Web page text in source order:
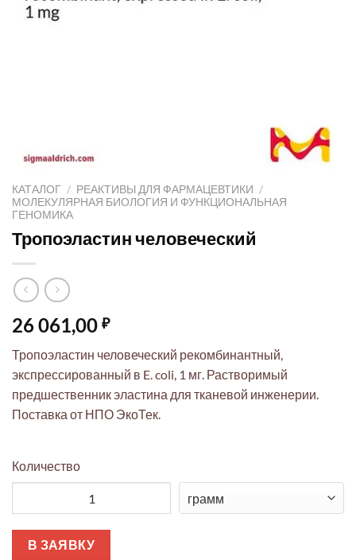
КАТАЛОГ / РЕАКТИВЫ ДЛЯ ФАРМАЦЕВТИКИ /
МОЛЕКУЛЯРНАЯ БИОЛОГИЯ И ФУНКЦИОНАЛЬНАЯ
ГЕНОМИКА
Тропоэластин человеческий
26 061,00 ₽
Тропоэластин человеческий рекомбинантный,
экспрессированный в E. coli, 1 мг. Растворимый
предшественник эластина для тканевой инженерии.
Поставка от НПО ЭкоТек.
Количество
В ЗАЯВКУ